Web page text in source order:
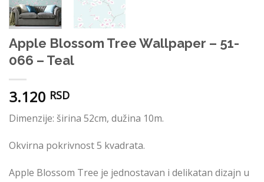
Apple Blossom Tree Wallpaper – 51-
066 – Teal
3.120 RSD
Dimenzije: širina 52cm, dužina 10m.
Okvirna pokrivnost 5 kvadrata.
Apple Blossom Tree je jednostavan i delikatan dizajn u